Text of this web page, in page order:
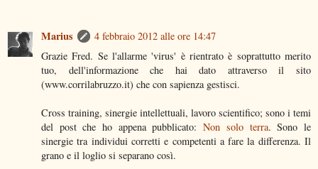
Marius
4 febbraio 2012 alle ore 14:47
Grazie Fred. Se l'allarme 'virus' è rientrato è soprattutto merito
tuo, dell'informazione che hai dato attraverso il sito
(www.corrilabruzzo.it) che con sapienza gestisci.
Cross training, sinergie intellettuali, lavoro scientifico; sono i temi
del post che ho appena pubblicato:Non solo terra. Sono le
sinergie tra individui corretti e competenti a fare la differenza. Il
grano e il loglio si separano così.